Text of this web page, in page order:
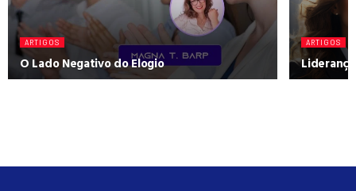
ARTIGOS
O Lado Negativo do Elogio
ARTIGOS